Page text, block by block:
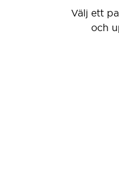
Välj ett
och